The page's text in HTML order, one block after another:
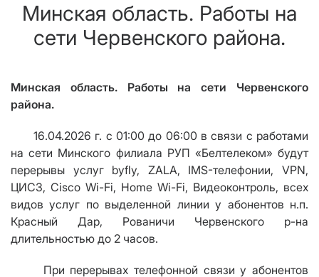
Минская область. Работы на
сети Червенского района.
Минская область. Работы на сети Червенского
района.
16.04.2026 г. с 01:00 до 06:00 в связи с работами
на сети Минского филиала РУП «Белтелеком» будут
перерывы услуг byfly, ZALA, IMS-телефонии, VPN,
ЦИСЗ, Cisco Wi-Fi, Home Wi-Fi, Видеоконтроль, всех
видов услуг по выделенной линии у абонентов н.п.
Красный Дар, Рованичи Червенского р-на
длительностью до 2 часов.
При перерывах телефонной связи у абонентов